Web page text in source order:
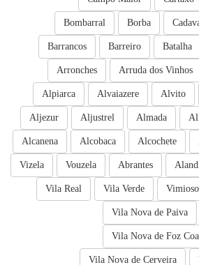
Borba
Bombarral
Batalha
Barreiro
Barrancos
Arruda dos Vinhos
Arronches
Alvito
Alvaiazere
Alpiarca
Almada
Aljustrel
Aljezur
Alcochete
Alcobaca
Alcanena
Abrantes
Vouzela
Vizela
Vimioso
Vila Verde
Vila Real
Vila Nova de Paiva
Vila Nova de Foz Coa
Vila Nova de Cerveira